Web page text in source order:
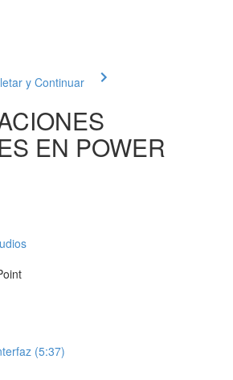
y Continuar
EN POWER
(5:37)